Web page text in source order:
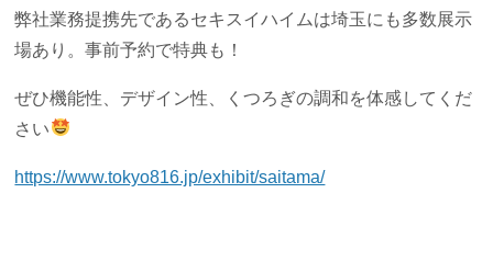
弊社業務提携先であるセキスイハイムは埼玉にも多数展示
場あり。事前予約で特典も！
ぜひ機能性、デザイン性、くつろぎの調和を体感してくだ
さい
https://www.tokyo816.jp/exhibit/saitama/